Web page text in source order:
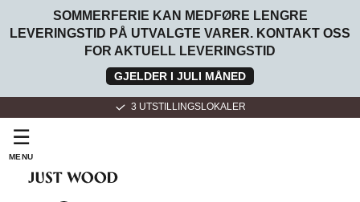
SOMMERFERIE KAN MEDFØRE LENGRE
LEVERINGSTID PÅ UTVALGTE VARER. KONTAKT OSS
FOR AKTUELL LEVERINGSTID
GJELDER I JULI MÅNED
3 UTSTILLINGSLOKALER
☰
MENU
SNEKKER